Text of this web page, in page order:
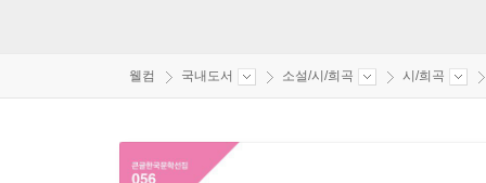
웰컴 국내도서 소설/시/희곡 시/희곡